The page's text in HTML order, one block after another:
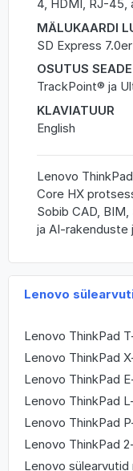
Lenovo
Lenovo ThinkPad
Lenovo ThinkPad
Lenovo ThinkPad
Lenovo ThinkPad
Lenovo ThinkPad
Lenovo ThinkPad
Lenovo sülearvutid
4, HDMI, RJ-45,
MÄLUKAARDI
SD Express 7.0er
OSUTUS SEADE
TrackPoint® ja
KLAVIATUUR
English
Lenovo
Core HX
Sobib CAD,
ja AI-rakenduste